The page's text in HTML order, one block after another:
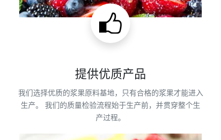
提供优质产品
我们选择优质的浆果原料基地，只有合格的浆果才能进入
生产。 我们的质量检验流程始于生产前，并贯穿整个生
产过程。